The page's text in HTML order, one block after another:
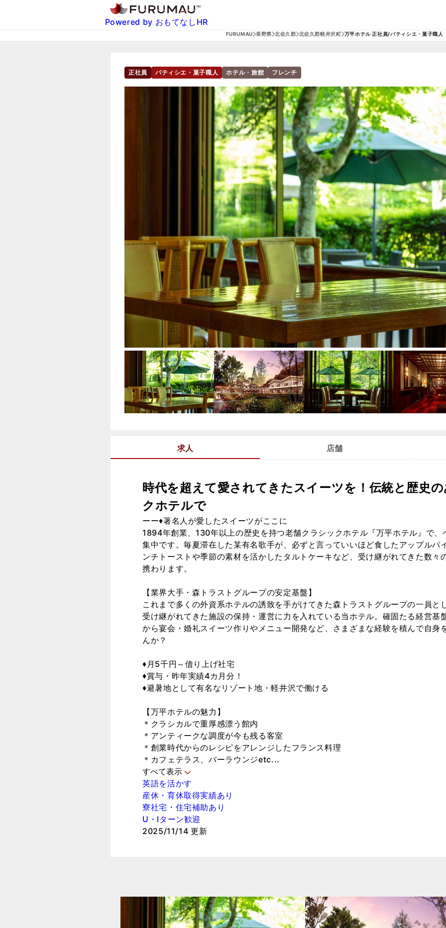
Powered by おもてなしHR
FURUMAU 長野県 北佐久郡 北佐久郡軽井沢町 万平ホテル 正社員/パティシエ・菓子職人
正社員 パティシエ・菓子職人 ホテル・旅館 フレンチ
求人 店舗
時代を超えて愛されてきたスイーツを！伝統と歴史
クホテルで
ーー♦著名人が愛したスイーツがここに
1894年創業、130年以上の歴史を持つ老舗クラシックホテル『万平ホテル』で、
集中です。毎夏滞在した某有名歌手が、必ずと言っていいほど食したアップルパ
ンチトーストや季節の素材を活かしたタルトケーキなど、受け継がれてきた数々
携わります。
【業界大手・森トラストグループの安定基盤】
これまで多くの外資系ホテルの誘致を手がけてきた森トラストグループの一員と
受け継がれてきた施設の保持・運営に力を入れている当ホテル。確固たる経営基
から宴会・婚礼スイーツ作りやメニュー開発など、さまざまな経験を積んで自身
んか？
♦月5千円～借り上げ社宅
♦賞与・昨年実績4カ月分！
♦避暑地として有名なリゾート地・軽井沢で働ける
【万平ホテルの魅力】
＊クラシカルで重厚感漂う館内
＊アンティークな調度が今も残る客室
＊創業時代からのレシピをアレンジしたフランス料理
＊カフェテラス、バーラウンジetc...
すべて表示
英語を活かす
産休・育休取得実績あり
寮社宅・住宅補助あり
U・Iターン歓迎
2025/11/14 更新